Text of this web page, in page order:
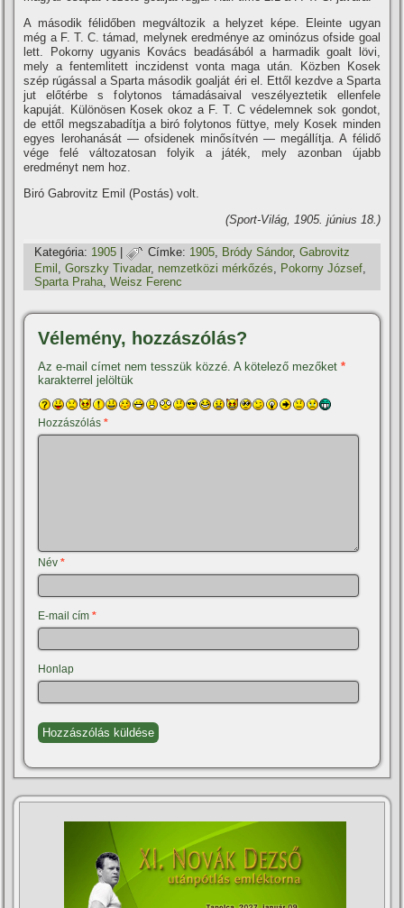
A második félidőben megváltozik a helyzet képe. Eleinte ugyan
még a F. T. C. támad, melynek eredménye az ominózus ofside goal
lett. Pokorny ugyanis Kovács beadásából a harmadik goalt lövi,
mely a fentemlitett inczidenst vonta maga után. Közben Kosek
szép rúgással a Sparta második goalját éri el. Ettől kezdve a Sparta
jut előtérbe s folytonos támadásaival veszélyeztetik ellenfele
kapuját. Különösen Kosek okoz a F. T. C védelemnek sok gondot,
de ettől megszabadí­tja a biró folytonos füttye, mely Kosek minden
egyes lerohanását — ofsidenek minősí­tvén — megállí­tja. A félidő
vége felé változatosan folyik a játék, mely azonban újabb
eredményt nem hoz.
Biró Gabrovitz Emil (Postás) volt.
(Sport-Világ, 1905. június 18.)
Kategória: 1905 | Címke: 1905, Bródy Sándor,Gabrovitz
Emil ,Gorszky Tivadar, nemzetközi mérkőzés, Pokorny József,
Sparta Praha,Weisz Ferenc
Vélemény, hozzászólás?
Az e-mail címet nem tesszük közzé. A kötelező mezőket*
karakterrel jelöltük
Hozzászólás*
Név*
E-mail cím*
Honlap